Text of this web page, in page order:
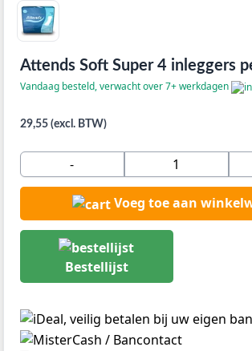
Attends Soft Super 4 inleggers
Vandaag besteld, verwacht over 7+ werkdagen
29,55 (excl. BTW)
-
Voeg toe aan
Bestellijst